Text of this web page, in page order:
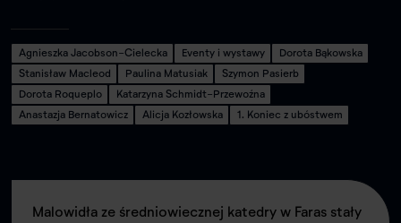
Agnieszka Jacobson-Cielecka Eventy i wystawy
Dorota Bąkowska
Stanisław Macleod
Paulina Matusiak
Szymon Pasierb
Dorota Roqueplo
Katarzyna Schmidt-Przewoźna
Anastazja Bernatowicz
Alicja Kozłowska 1. Koniec z ubóstwem
Malowidła ze średniowiecznej katedry w Faras stały